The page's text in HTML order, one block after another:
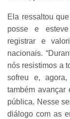
Ela ressaltou
posse e
registrar e
nacionais.
nós resistimos a
sofreu e,
também avançar
pública. Nesse
diálogo com as